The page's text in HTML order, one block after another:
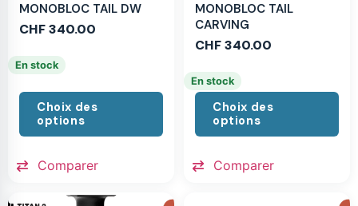
MONOBLOC TAIL DW
CHF340.00
En stock
Choix des
options
Comparer
MONOBLOC TAIL
CARVING
CHF340.00
En stock
Choix des
options
Comparer